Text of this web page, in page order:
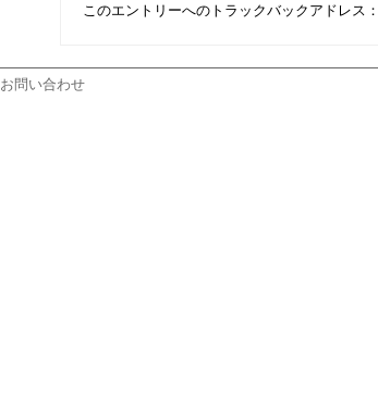
このエントリーへのトラックバックアドレス：
お問い合わせ